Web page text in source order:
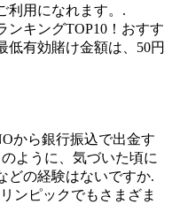
利用になれます。.
ンキングTOP10！おすす
低有効賭け金額は、50円
から銀行振込で出金す
ように、気づいた頃に
どの経験はないですか.
ンピックでもさまざま